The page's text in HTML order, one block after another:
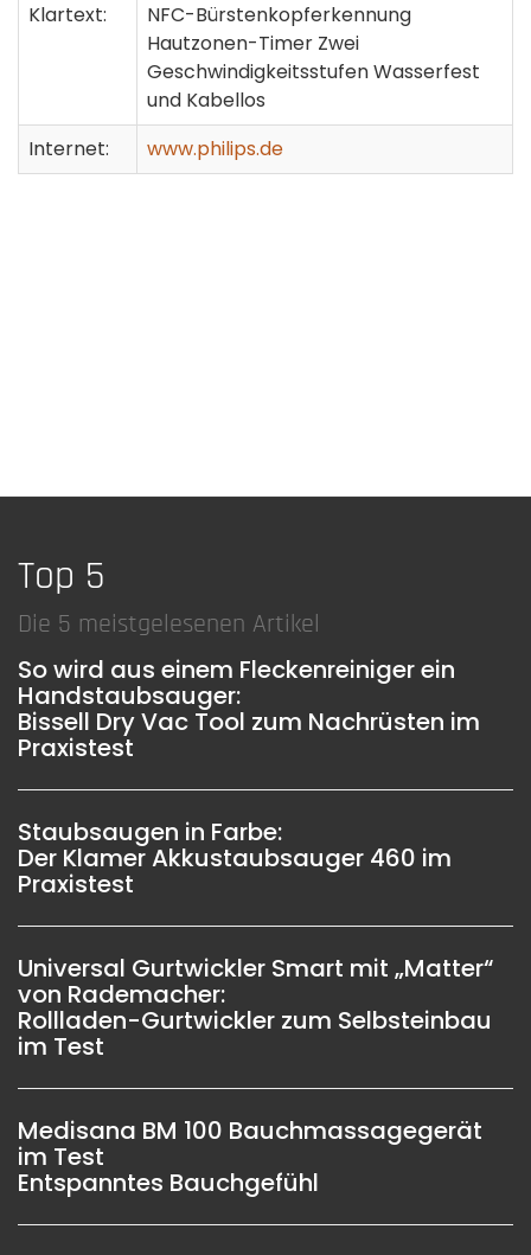
Klartext:
NFC-Bürstenkopferkennung
Hautzonen-Timer Zwei
Geschwindigkeitsstufen Wasserfest
und Kabellos
Internet:
www.philips.de
Top 5
Die 5 meistgelesenen Artikel
So wird aus einem Fleckenreiniger ein
Handstaubsauger:
Bissell Dry Vac Tool zum Nachrüsten im
Praxistest
Staubsaugen in Farbe:
Der Klamer Akkustaubsauger 460 im
Praxistest
Universal Gurtwickler Smart mit „Matter“
von Rademacher:
Rollladen-Gurtwickler zum Selbsteinbau
im Test
Medisana BM 100 Bauchmassagegerät
im Test
Entspanntes Bauchgefühl